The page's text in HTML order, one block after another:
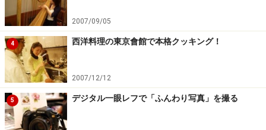
2007/09/05
4 西洋料理の東京會館で本格クッキング！
2007/12/12
5 デジタル一眼レフで「ふんわり写真」を撮る